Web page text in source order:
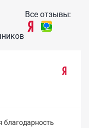
Все отзывы: